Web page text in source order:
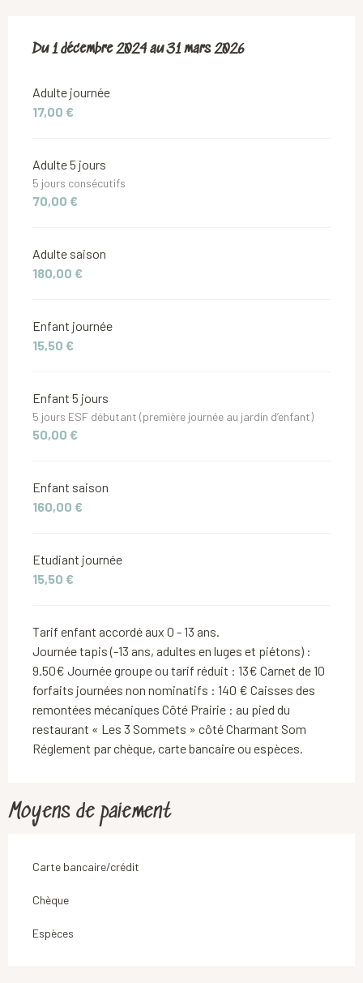
Du1 décembre 2024 au31 mars 2026
Du1 décembre 2024 au31 mars 2026
Adulte journée
17,00 €
Adulte 5 jours
5 jours consécutifs
70,00 €
Adulte saison
180,00 €
Enfant journée
15,50 €
Enfant 5 jours
5 jours ESF débutant (première journée au jardin d’enfant)
50,00 €
Enfant saison
160,00 €
Etudiant journée
15,50 €
Tarif enfant accordé aux 0 - 13 ans.
Journée tapis (-13 ans, adultes en luges et piétons) :
9.50€ Journée groupe ou tarif réduit : 13€ Carnet de 10
forfaits journées non nominatifs : 140 € Caisses des
remontées mécaniques Côté Prairie : au pied du
restaurant « Les 3 Sommets » côté Charmant Som
Réglement par chèque, carte bancaire ou espèces.
Moyens de paiement
Carte bancaire/crédit
Chèque
Espèces